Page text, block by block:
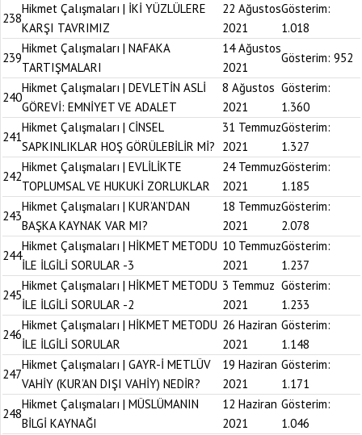
238
Hikmet Çalışmaları | İKİ YÜZLÜLERE
KARŞI TAVRIMIZ
22 Ağustos
2021
Gösterim:
1.018
239
Hikmet Çalışmaları | NAFAKA
TARTIŞMALARI
14 Ağustos
2021
Gösterim: 952
240
Hikmet Çalışmaları | DEVLETİN ASLİ
GÖREVİ: EMNİYET VE ADALET
8 Ağustos
2021
Gösterim:
1.360
241
Hikmet Çalışmaları | CİNSEL
SAPKINLIKLAR HOŞ GÖRÜLEBİLİR Mİ?
31 Temmuz
2021
Gösterim:
1.327
242
Hikmet Çalışmaları | EVLİLİKTE
TOPLUMSAL VE HUKUKİ ZORLUKLAR
24 Temmuz
2021
Gösterim:
1.185
243
Hikmet Çalışmaları | KUR’AN’DAN
BAŞKA KAYNAK VAR MI?
18 Temmuz
2021
Gösterim:
2.078
244
Hikmet Çalışmaları | HİKMET METODU
İLE İLGİLİ SORULAR -3
10 Temmuz
2021
Gösterim:
1.237
245
Hikmet Çalışmaları | HİKMET METODU
İLE İLGİLİ SORULAR -2
3 Temmuz
2021
Gösterim:
1.233
246
Hikmet Çalışmaları | HİKMET METODU
İLE İLGİLİ SORULAR
26 Haziran
2021
Gösterim:
1.148
247
Hikmet Çalışmaları | GAYR-İ METLÜV
VAHİY (KUR’AN DIŞI VAHİY) NEDİR?
19 Haziran
2021
Gösterim:
1.171
248
Hikmet Çalışmaları | MÜSLÜMANIN
BİLGİ KAYNAĞI
12 Haziran
2021
Gösterim:
1.046